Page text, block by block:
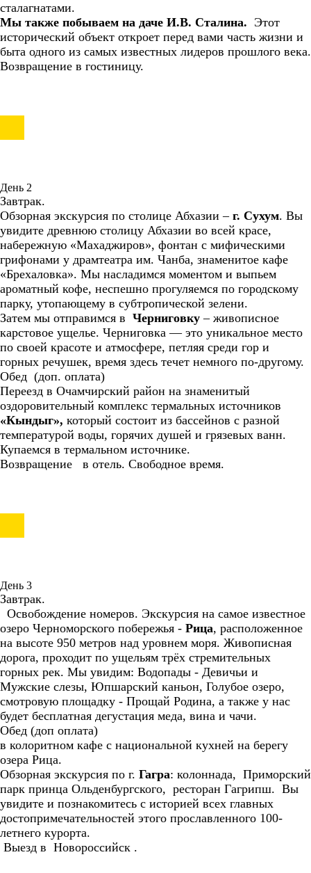
сталагнатами.
Мы также побываем на даче И.В. Сталина. Этот
исторический объект откроет перед вами часть жизни и
быта одного из самых известных лидеров прошлого века.
Возвращение в гостиницу.
День 2
Завтрак.
Обзорная экскурсия по столице Абхазии – г. Сухум. Вы
увидите древнюю столицу Абхазии во всей красе,
набережную «Махаджиров», фонтан с мифическими
грифонами у драмтеатра им. Чанба, знаменитое кафе
«Брехаловка». Мы насладимся моментом и выпьем
ароматный кофе, неспешно прогуляемся по городскому
парку, утопающему в субтропической зелени.
Затем мы отправимся в Черниговку – живописное
карстовое ущелье. Черниговка — это уникальное место
по своей красоте и атмосфере, петляя среди гор и
горных речушек, время здесь течет немного по-другому.
Обед (доп. оплата)
Переезд в Очамчирский район на знаменитый
оздоровительный комплекс термальных источников
«Кындыг», который состоит из бассейнов с разной
температурой воды, горячих душей и грязевых ванн.
Купаемся в термальном источнике.
Возвращение в отель. Свободное время.
День 3
Завтрак.
Освобождение номеров. Экскурсия на самое известное
озеро Черноморского побережья - Рица, расположенное
на высоте 950 метров над уровнем моря. Живописная
дорога, проходит по ущельям трёх стремительных
горных рек. Мы увидим: Водопады - Девичьи и
Мужские слезы, Юпшарский каньон, Голубое озеро,
смотровую площадку - Прощай Родина, а также у нас
будет бесплатная дегустация меда, вина и чачи.
Обед (доп оплата)
в колоритном кафе с национальной кухней на берегу
озера Рица.
Обзорная экскурсия по г. Гагра: колоннада, Приморский
парк принца Ольденбургского, ресторан Гагрипш. Вы
увидите и познакомитесь с историей всех главных
достопримечательностей этого прославленного 100-
летнего курорта.
Выезд в Новороссийск .